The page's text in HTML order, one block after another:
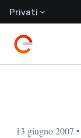
Privati
13 giugno 2007